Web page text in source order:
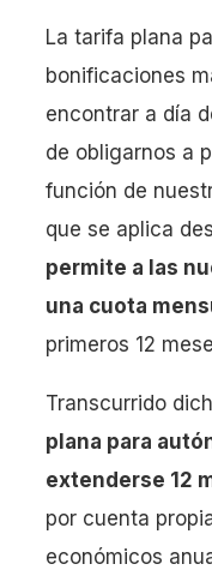
La tarifa plana
bonificaciones
encontrar a día
de obligarnos a
función de
que se aplica
permite a las
una cuota
primeros 12
Transcurrido
plana para
extenderse 12
por cuenta
económicos